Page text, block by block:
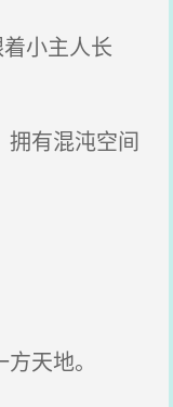
小主人长
有混沌空间
天地。